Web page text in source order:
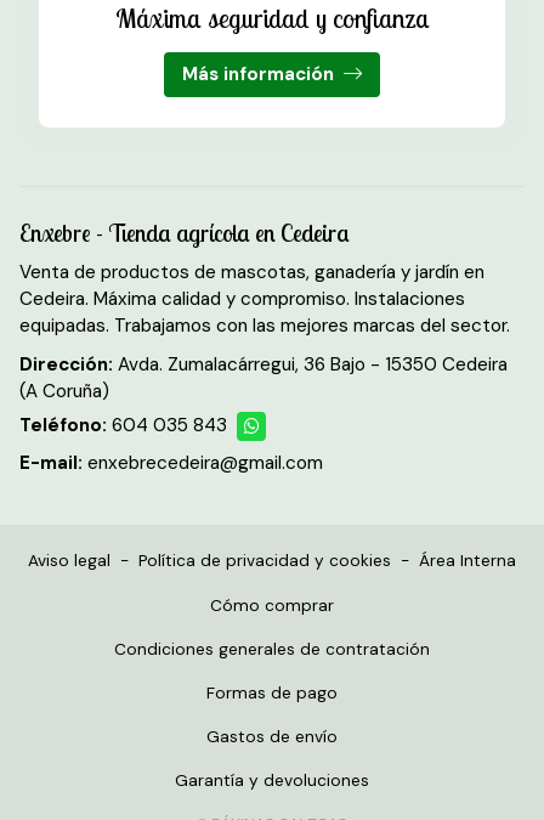
Máxima seguridad y confianza
Más información
Enxebre - Tienda agrícola en Cedeira
Venta de productos de mascotas, ganadería y jardín en
Cedeira. Máxima calidad y compromiso. Instalaciones
equipadas. Trabajamos con las mejores marcas del sector.
Dirección: Avda. Zumalacárregui, 36 Bajo - 15350 Cedeira
(A Coruña)
Teléfono: 604 035 843
E-mail: enxebrecedeira@gmail.com
Aviso legal - Política de privacidad y cookies - Área Interna
Cómo comprar
Condiciones generales de contratación
Formas de pago
Gastos de envío
Garantía y devoluciones